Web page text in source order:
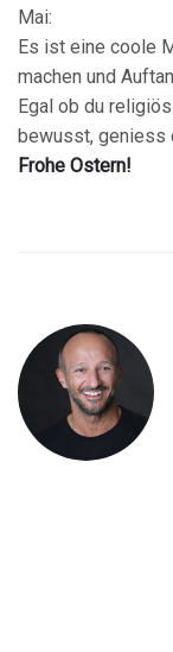
Mai:
Es ist eine coole
machen und
Egal ob du
bewusst, geniess
Frohe Ostern!